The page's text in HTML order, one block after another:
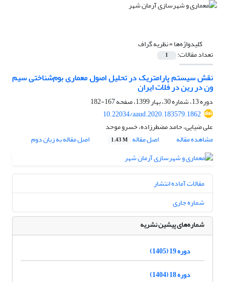
کلیدواژه‌ها =نظریه گراف
تعداد مقالات: 1
نقش سیستم پارامتریک در تحلیل اصول معماری بوم‌شناختی سیم
ون در رین در فلات ایران
دوره 13، شماره 30، بهار 1399، صفحه
167-182
10.22034/aaud.2020.183579.1862
علی ضیایی، حامد مضطرزاده، خسرو موحد
مشاهده مقاله
اصل مقاله 1.43 M اصل مقاله به زبان دوم
مقالات آماده انتشار
شماره جاری
شماره‌های پیشین نشریه
دوره 19 (1405)
دوره 18 (1404)